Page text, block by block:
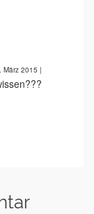
März 2015 |